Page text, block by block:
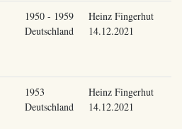
1950 - 1959
Deutschland
Heinz Fingerhut
14.12.2021
1953
Deutschland
Heinz Fingerhut
14.12.2021